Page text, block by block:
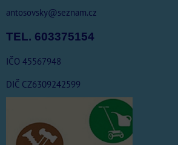
antosovsky@seznam.cz
TEL. 603375154
IČO 45567948
DIČ CZ6309242599